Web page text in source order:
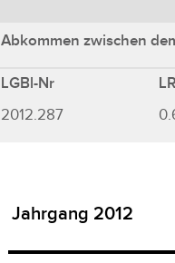
Abkommen zwischen
LGBl-Nr
2012.287